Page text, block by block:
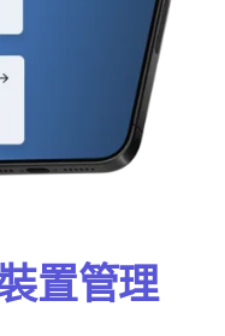
置​管理​